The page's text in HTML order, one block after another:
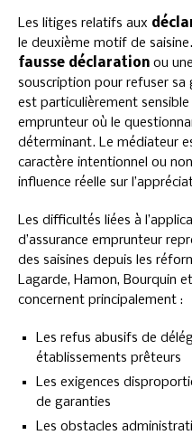
Les litiges relatifs aux
le deuxième motif de
fausse déclaration ou une
souscription pour refuser
est particulièrement sensible
emprunteur où le
déterminant. Le médiateur
caractère intentionnel ou
influence réelle sur
Les difficultés liées à
d’assurance emprunteur
des saisines depuis les
Lagarde, Hamon, Bourquin
concernent principalement :
Les refus abusifs de
établissements prêteurs
Les exigences
de garanties
Les obstacles